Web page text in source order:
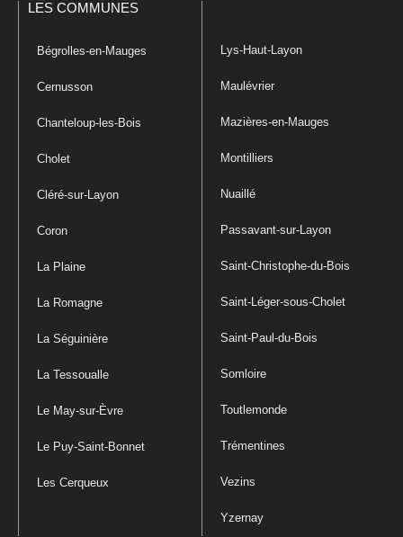
LES COMMUNES
Bégrolles-en-Mauges
Cernusson
Chanteloup-les-Bois
Cholet
Cléré-sur-Layon
Coron
La Plaine
La Romagne
La Séguinière
La Tessoualle
Le May-sur-Èvre
Le Puy-Saint-Bonnet
Les Cerqueux
Lys-Haut-Layon
Maulévrier
Mazières-en-Mauges
Montilliers
Nuaillé
Passavant-sur-Layon
Saint-Christophe-du-Bois
Saint-Léger-sous-Cholet
Saint-Paul-du-Bois
Somloire
Toutlemonde
Trémentines
Vezins
Yzernay